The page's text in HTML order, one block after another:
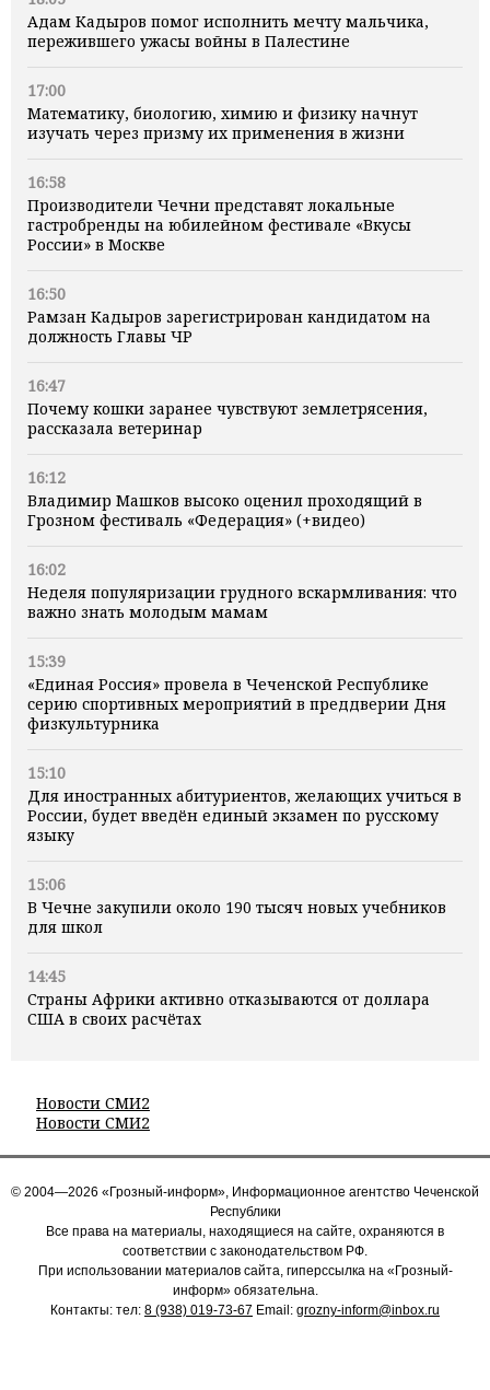
Адам Кадыров помог исполнить мечту мальчика,
пережившего ужасы войны в Палестине
17:00
Математику, биологию, химию и физику начнут
изучать через призму их применения в жизни
16:58
Производители Чечни представят локальные
гастробренды на юбилейном фестивале «Вкусы
России» в Москве
16:50
Рамзан Кадыров зарегистрирован кандидатом на
должность Главы ЧР
16:47
Почему кошки заранее чувствуют землетрясения,
рассказала ветеринар
16:12
Владимир Машков высоко оценил проходящий в
Грозном фестиваль «Федерация» (+видео)
16:02
Неделя популяризации грудного вскармливания: что
важно знать молодым мамам
15:39
«Единая Россия» провела в Чеченской Республике
серию спортивных мероприятий в преддверии Дня
физкультурника
15:10
Для иностранных абитуриентов, желающих учиться в
России, будет введён единый экзамен по русскому
языку
15:06
В Чечне закупили около 190 тысяч новых учебников
для школ
14:45
Страны Африки активно отказываются от доллара
США в своих расчётах
Новости СМИ2
Новости СМИ2
© 2004—2026 «Грозный-информ», Информационное агентство Чеченской
Республики
Все права на материалы, находящиеся на сайте, охраняются в
соответствии с законодательством РФ.
При использовании материалов сайта, гиперссылка на «Грозный-
информ» обязательна.
Контакты: тел: 8 (938) 019-73-67 Email: grozny-inform@inbox.ru